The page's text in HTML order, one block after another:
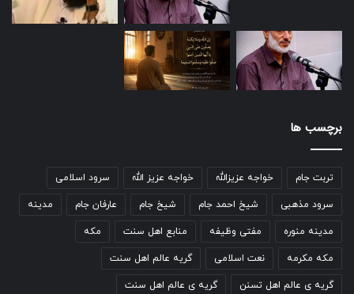
برچسب ها
تربت جام خواجه عزیزالله خواجه عزیز الله سرود اسلامی
سرود مذهبی شیخ احمد جام شیخ جام عارفان جام مدینه
مدینه منوره مفتی وظیفه منابع اهل سنت مکه
مکه مکرمه نعت اسلامی گریه عالم اهل سنت
گریه ی عالم اهل تسنن گریه ی عالم اهل سنت